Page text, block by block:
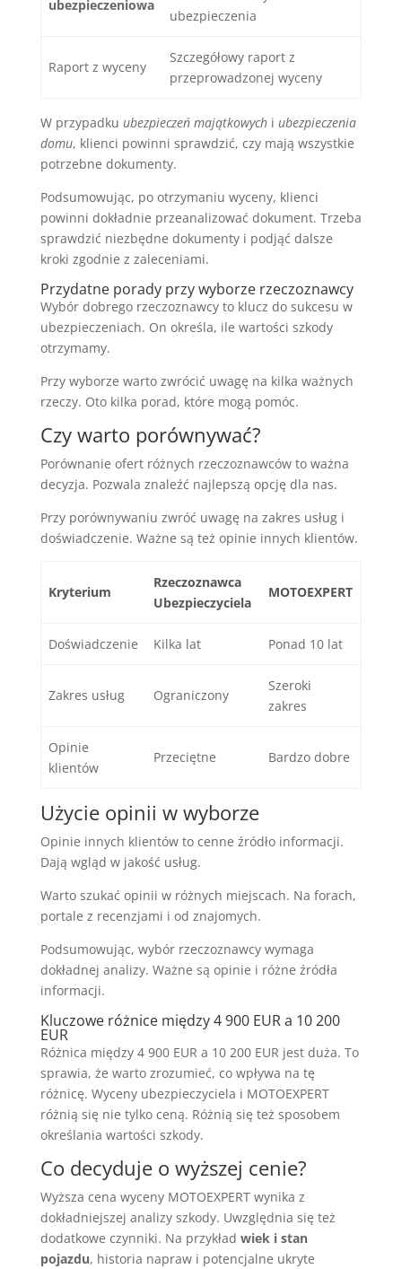
ubezpieczeniowa
ubezpieczenia
Raport z wyceny
Szczegółowy raport z
przeprowadzonej wyceny
W przypadku ubezpieczeń majątkowychi ubezpieczenia
domu, klienci powinni sprawdzić, czy mają wszystkie
potrzebne dokumenty.
Podsumowując, po otrzymaniu wyceny, klienci
powinni dokładnie przeanalizować dokument. Trzeba
sprawdzić niezbędne dokumenty i podjąć dalsze
kroki zgodnie z zaleceniami.
Przydatne porady przy wyborze rzeczoznawcy
Wybór dobrego rzeczoznawcy to klucz do sukcesu w
ubezpieczeniach. On określa, ile wartości szkody
otrzymamy.
Przy wyborze warto zwrócić uwagę na kilka ważnych
rzeczy. Oto kilka porad, które mogą pomóc.
Czy warto porównywać?
Porównanie ofert różnych rzeczoznawców to ważna
decyzja. Pozwala znaleźć najlepszą opcję dla nas.
Przy porównywaniu zwróć uwagę na zakres usług i
doświadczenie. Ważne są też opinie innych klientów.
Kryterium
Rzeczoznawca
Ubezpieczyciela
MOTOEXPERT
Doświadczenie Kilka lat Ponad 10 lat
Zakres usług Ograniczony
Szeroki
zakres
Opinie
klientów
Przeciętne Bardzo dobre
Użycie opinii w wyborze
Opinie innych klientów to cenne źródło informacji.
Dają wgląd w jakość usług.
Warto szukać opinii w różnych miejscach. Na forach,
portale z recenzjami i od znajomych.
Podsumowując, wybór rzeczoznawcy wymaga
dokładnej analizy. Ważne są opinie i różne źródła
informacji.
Kluczowe różnice między 4 900 EUR a 10 200
EUR
Różnica między 4 900 EUR a 10 200 EUR jest duża. To
sprawia, że warto zrozumieć, co wpływa na tę
różnicę. Wyceny ubezpieczyciela i MOTOEXPERT
różnią się nie tylko ceną. Różnią się też sposobem
określania wartości szkody.
Co decyduje o wyższej cenie?
Wyższa cena wyceny MOTOEXPERT wynika z
dokładniejszej analizy szkody. Uwzględnia się też
dodatkowe czynniki. Na przykład wiek i stan
pojazdu, historia napraw i potencjalne ukryte